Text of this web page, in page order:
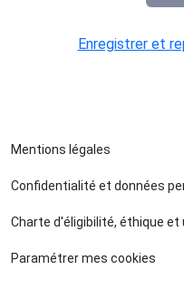
Enregistrer et
Mentions légales
Confidentialité et données
Charte d'éligibilité, éthique et
Paramétrer mes cookies